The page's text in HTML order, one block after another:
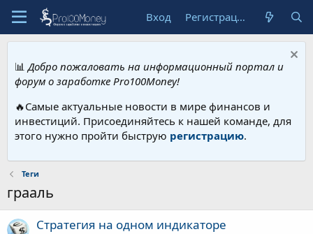
Вход Регистрация
📊 Добро пожаловать на информационный портал и
форум о заработке Pro100Money!
🔥Самые актуальные новости в мире финансов и
инвестиций. Присоединяйтесь к нашей команде, для
этого нужно пройти быструю регистрацию.
Теги
грааль
Стратегия на одном индикаторе